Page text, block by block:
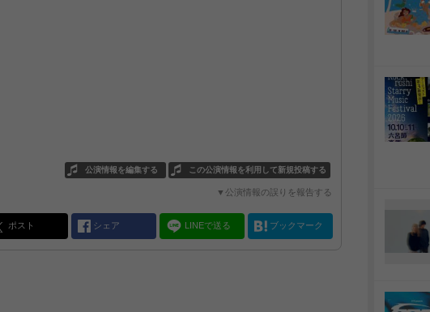
この公演情報を利用して新規投稿する
公演情報を編集する
▼公演情報の誤りを報告する
ポスト シェア LINEで送る ブックマーク